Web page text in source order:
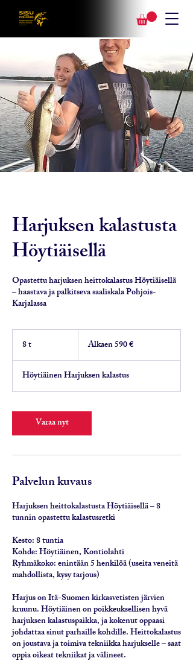
Harjuksen kalastusta
Höytiäisellä
Opastettu harjuksen heittokalastus Höytiäisellä
– haastava ja palkitseva saaliskala Pohjois-
Karjalassa
8 t
t
euroaAlkaen 590 €
Höytiäinen Harjuksen kalastus
Varaa nyt
Palvelun kuvaus
Harjuksen heittokalastusta Höytiäisellä – 8
tunnin opastettu kalastusretki
Kesto: 8 tuntia
Kohde: Höytiäinen, Kontiolahti
Ryhmäkoko: enintään 5 henkilöä (useita veneitä
mahdollista, kysy tarjous)
Harjus on Itä-Suomen kirkasvetisten järvien
kruunu. Höytiäinen on poikkeuksellisen hyvä
harjuksen kalastuspaikka, ja kokenut oppaasi
johdattaa sinut parhaille kohdille. Heittokalastus
on joustava ja toimiva tekniikka harjukselle – saat
oppia oikeat tekniikat ja välineet.